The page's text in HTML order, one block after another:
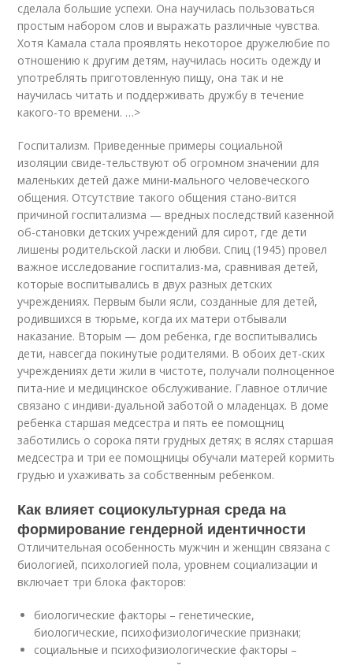
сделала большие успехи. Она научилась пользоваться
простым набором слов и выражать различные чувства.
Хотя Камала стала проявлять некоторое дружелюбие по
отношению к другим детям, научилась носить одежду и
употреблять приготовленную пищу, она так и не
научилась читать и поддерживать дружбу в течение
какого-то времени. …>
Госпитализм. Приведенные примеры социальной
изоляции свиде-тельствуют об огромном значении для
маленьких детей даже мини-мального человеческого
общения. Отсутствие такого общения стано-вится
причиной госпитализма — вредных последствий казенной
об-становки детских учреждений для сирот, где дети
лишены родительской ласки и любви. Спиц (1945) провел
важное исследование госпитализ-ма, сравнивая детей,
которые воспитывались в двух разных детских
учреждениях. Первым были ясли, созданные для детей,
родившихся в тюрьме, когда их матери отбывали
наказание. Вторым — дом ребенка, где воспитывались
дети, навсегда покинутые родителями. В обоих дет-ских
учреждениях дети жили в чистоте, получали полноценное
пита-ние и медицинское обслуживание. Главное отличие
связано с индиви-дуальной заботой о младенцах. В доме
ребенка старшая медсестра и пять ее помощниц
заботились о сорока пяти грудных детях; в яслях старшая
медсестра и три ее помощницы обучали матерей кормить
грудью и ухаживать за собственным ребенком.
Как влияет социокультурная среда на
формирование гендерной идентичности
Отличительная особенность мужчин и женщин связана с
биологией, психологией пола, уровнем социализации и
включает три блока факторов:
биологические факторы – генетические,
биологические, психофизиологические признаки;
социальные и психофизиологические факторы –